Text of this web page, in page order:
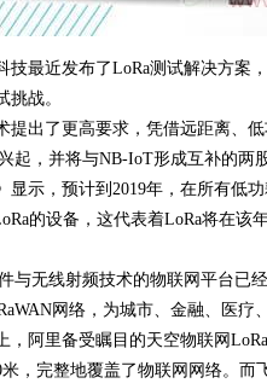
最近发布了LoRa测试解决方案
战。
提出了更高要求，凭借远距离、
起，并将与NB-IoT形成互补的两
显示，预计到2019年，在所有低
的设备，这代表着LoRa将在该
与无线射频技术的物联网平台已
网络，为城市、金融、医疗
，阿里备受瞩目的天空物联网
，完整地覆盖了物联网网络。而